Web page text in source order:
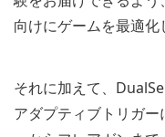
向けにゲームを最適化
それに加えて、
アダプティブトリガ